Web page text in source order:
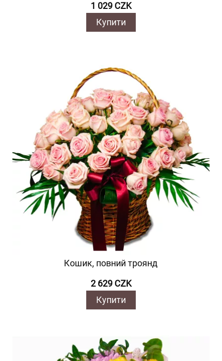
1 029 CZK
Купити
Кошик, повний троянд
2 629 CZK
Купити